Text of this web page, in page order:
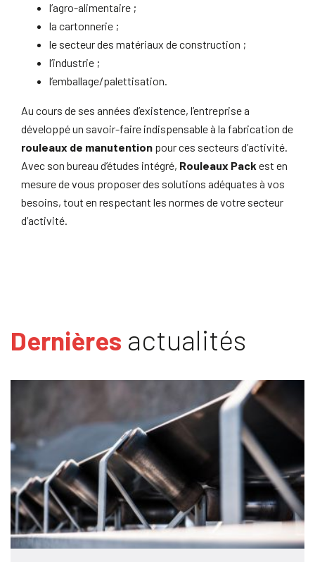
l’agro-alimentaire ;
la cartonnerie ;
le secteur des matériaux de construction ;
l’industrie ;
l’emballage/palettisation.
Au cours de ses années d’existence, l’entreprise a
développé un savoir-faire indispensable à la fabrication de
rouleaux de manutention pour ces secteurs d’activité.
Avec son bureau d’études intégré, Rouleaux Pack est en
mesure de vous proposer des solutions adéquates à vos
besoins, tout en respectant les normes de votre secteur
d’activité.
Dernières actualités